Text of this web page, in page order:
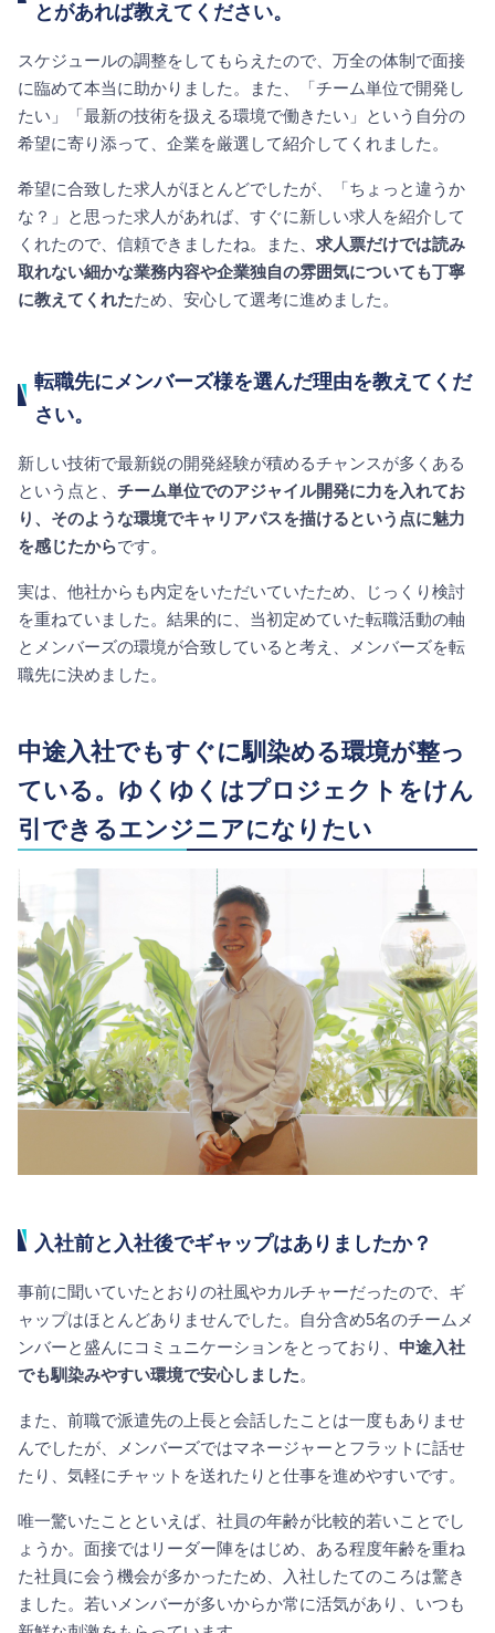
とがあれば教えてください。
スケジュールの調整をしてもらえたので、万全の体制で面接
に臨めて本当に助かりました。また、「チーム単位で開発し
たい」「最新の技術を扱える環境で働きたい」という自分の
希望に寄り添って、企業を厳選して紹介してくれました。
希望に合致した求人がほとんどでしたが、「ちょっと違うか
な？」と思った求人があれば、すぐに新しい求人を紹介して
くれたので、信頼できましたね。また、 求人票だけでは読み
取れない細かな業務内容や企業独自の雰囲気についても丁寧
に教えてくれたため、安心して選考に進めました。
転職先にメンバーズ様を選んだ理由を教えてくだ
さい。
新しい技術で最新鋭の開発経験が積めるチャンスが多くある
という点と、 チーム単位でのアジャイル開発に力を入れてお
り、そのような環境でキャリアパスを描けるという点に魅力
を感じたからです。
実は、他社からも内定をいただいていたため、じっくり検討
を重ねていました。結果的に、当初定めていた転職活動の軸
とメンバーズの環境が合致していると考え、メンバーズを転
職先に決めました。
中途入社でもすぐに馴染める環境が整っ
ている。ゆくゆくはプロジェクトをけん
引できるエンジニアになりたい
入社前と入社後でギャップはありましたか？
事前に聞いていたとおりの社風やカルチャーだったので、ギ
ャップはほとんどありませんでした。自分含め5名のチームメ
ンバーと盛んにコミュニケーションをとっており、 中途入社
でも馴染みやすい環境で安心しました。
また、前職で派遣先の上長と会話したことは一度もありませ
んでしたが、メンバーズではマネージャーとフラットに話せ
たり、気軽にチャットを送れたりと仕事を進めやすいです。
唯一驚いたことといえば、社員の年齢が比較的若いことでし
ょうか。面接ではリーダー陣をはじめ、ある程度年齢を重ね
た社員に会う機会が多かったため、入社したてのころは驚き
ました。若いメンバーが多いからか常に活気があり、いつも